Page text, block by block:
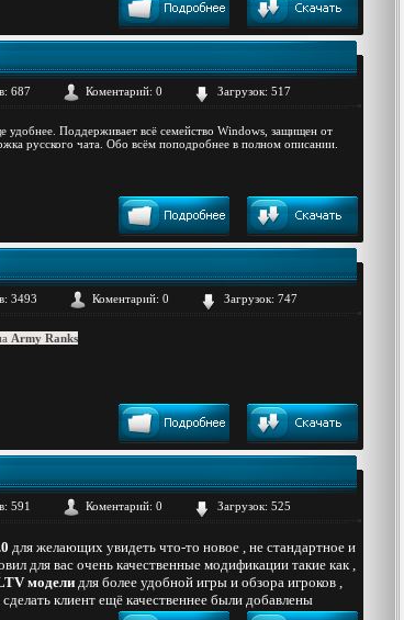
687 Коментарий: 0 Загрузок: 517
Поддерживает всё семейство Windows, защищен от
русского чата. Обо всём поподробнее в полном описании.
3493 Коментарий: 0 Загрузок: 747
Army Ranks
591 Коментарий: 0 Загрузок: 525
для желающих увидеть что-то новое , не стандартное и
для вас очень качественные модификации такие как ,
моделидля более удобной игры и обзора игроков ,
клиент ещё качественнее были добавлены